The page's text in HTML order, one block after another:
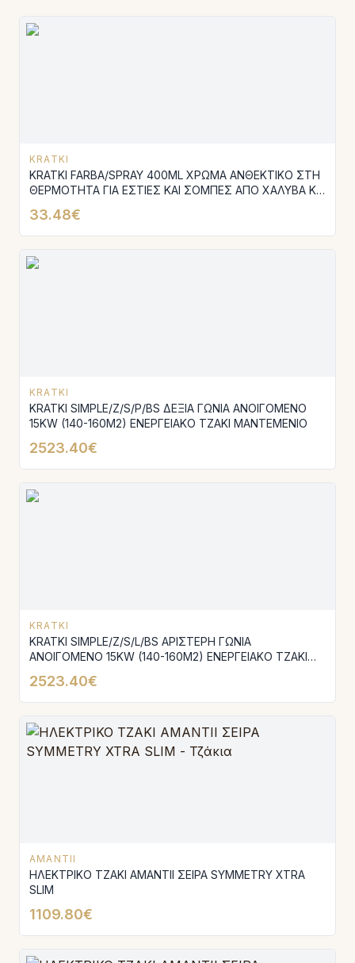
KRATKI
KRATKI FARBA/SPRAY 400ML ΧΡΩΜΑ ΑΝΘΕΚΤΙΚΟ ΣΤΗ
ΘΕΡΜΟΤΗΤΑ ΓΙΑ ΕΣΤΙΕΣ ΚΑΙ ΣΟΜΠΕΣ ΑΠΟ ΧΑΛΥΒΑ ΚΑΙ
33.48€
KRATKI
KRATKI SIMPLE/Z/S/P/BS ΔΕΞΙΑ ΓΩΝΙΑ ΑΝΟΙΓΟΜΕΝΟ
15KW (140-160M2) ΕΝΕΡΓΕΙΑΚΟ ΤΖΑΚΙ ΜΑΝΤΕΜΕΝΙΟ
2523.40€
KRATKI
KRATKI SIMPLE/Z/S/L/BS ΑΡΙΣΤΕΡΗ ΓΩΝΙΑ
ΑΝΟΙΓΟΜΕΝΟ 15KW (140-160M2) ΕΝΕΡΓΕΙΑΚΟ ΤΖΑΚΙ
2523.40€
AMANTII
ΗΛΕΚΤΡΙΚΟ ΤΖΑΚΙ AMANTIΙ ΣΕΙΡΑ SYMMETRY XTRA
SLIM
1109.80€